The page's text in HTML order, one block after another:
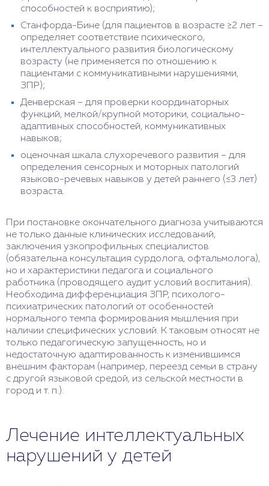
способностей к восприятию);
Станфорда-Бине (для пациентов в возрасте ≥2 лет –
определяет соответствие психического,
интеллектуального развития биологическому
возрасту (не применяется по отношению к
пациентами с коммуникативными нарушениями,
ЗПР);
Денверская – для проверки координаторных
функций, мелкой/крупной моторики, социально-
адаптивных способностей, коммуникативных
навыков;
оценочная шкала слухоречевого развития – для
определения сенсорных и моторных патологий
языково-речевых навыков у детей раннего (≤3 лет)
возраста.
При постановке окончательного диагноза учитываются
не только данные клинических исследований,
заключения узкопрофильных специалистов
(обязательна консультация сурдолога, офтальмолога),
но и характеристики педагога и социального
работника (проводящего аудит условий воспитания).
Необходима дифференциация ЗПР, психолого-
психиатрических патологий от особенностей
нормального темпа формирования мышления при
наличии специфических условий. К таковым относят не
только педагогическую запущенность, но и
недостаточную адаптированность к изменившимся
внешним факторам (например, переезд семьи в страну
с другой языковой средой, из сельской местности в
город и т. п.).
Лечение интеллектуальных
нарушений у детей